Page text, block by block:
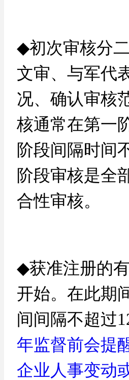
◆初次审核分
文审、与军代
况、确认审核
核通常在第一
阶段间隔时间
阶段审核是全
合性审核。
◆获准注册的
开始。在此期
间间隔不超过
年监督前会提
企业人事变动